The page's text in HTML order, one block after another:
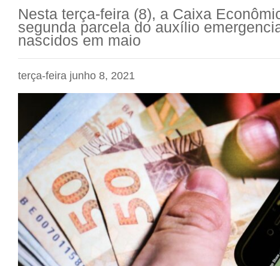
Nesta terça-feira (8), a Caixa
segunda parcela do auxílio
nascidos em maio
terça-feira junho 8, 2021